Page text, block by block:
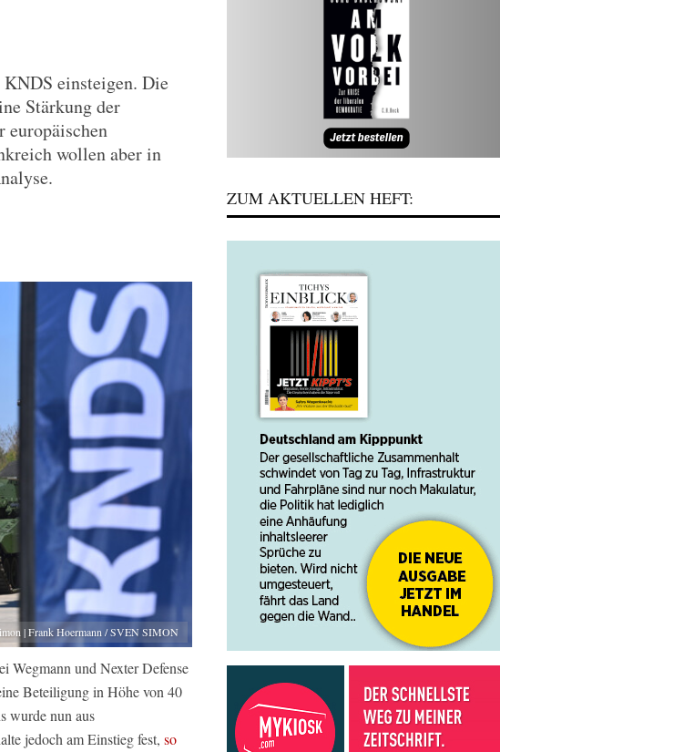
einsteigen. Die
Stärkung der
europäischen
wollen aber in
| Frank Hoermann / SVEN SIMON
Wegmann und Nexter Defense
Beteiligung in Höhe von 40
wurde nun aus
jedoch am Einstieg fest, so
ZUM AKTUELLEN HEFT: